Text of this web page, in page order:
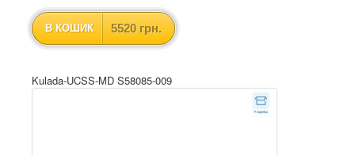
В КОШИК 5520 грн.
Kulada-UCSS-MD S58085-009